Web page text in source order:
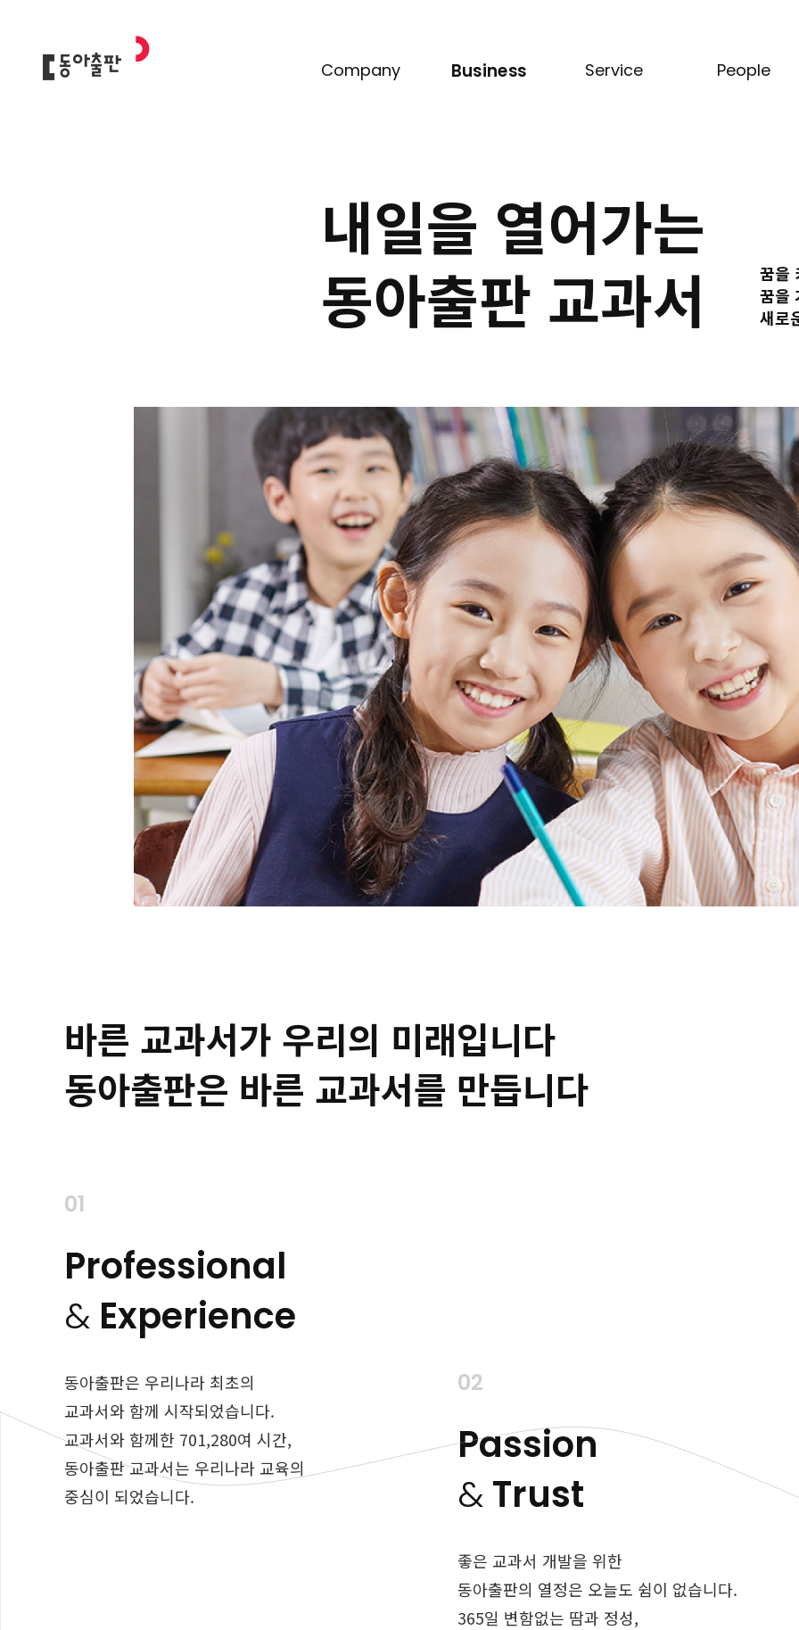
Company
지속가능경영
Business Service People
내일을 열어가는
동아출판 교과서
꿈을
꿈을
새로
바른 교과서가 우리의 미래입니다
동아출판은 바른 교과서를 만듭니다
01
Professional
& Experience
동아출판은 우리나라 최초의
교과서와 함께 시작되었습니다.
교과서와 함께한 701,280여 시간,
동아출판 교과서는 우리나라 교육의
중심이 되었습니다.
02
Passion
&Trust
좋은 교과서 개발을 위한
동아출판의 열정은 오늘도 쉼이 없습니다.
365일 변함없는 땀과 정성,